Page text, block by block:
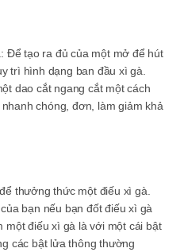
Để tạo ra đủ của một mở để hút
trì hình dạng ban đầu xì gà.
dao cắt ngang cắt một cách
chóng, đơn, làm giảm khả
thưởng thức một điếu xì gà.
bạn nếu bạn đốt điếu xì gà
một điếu xì gà là với một cái bật
các bật lửa thông thường